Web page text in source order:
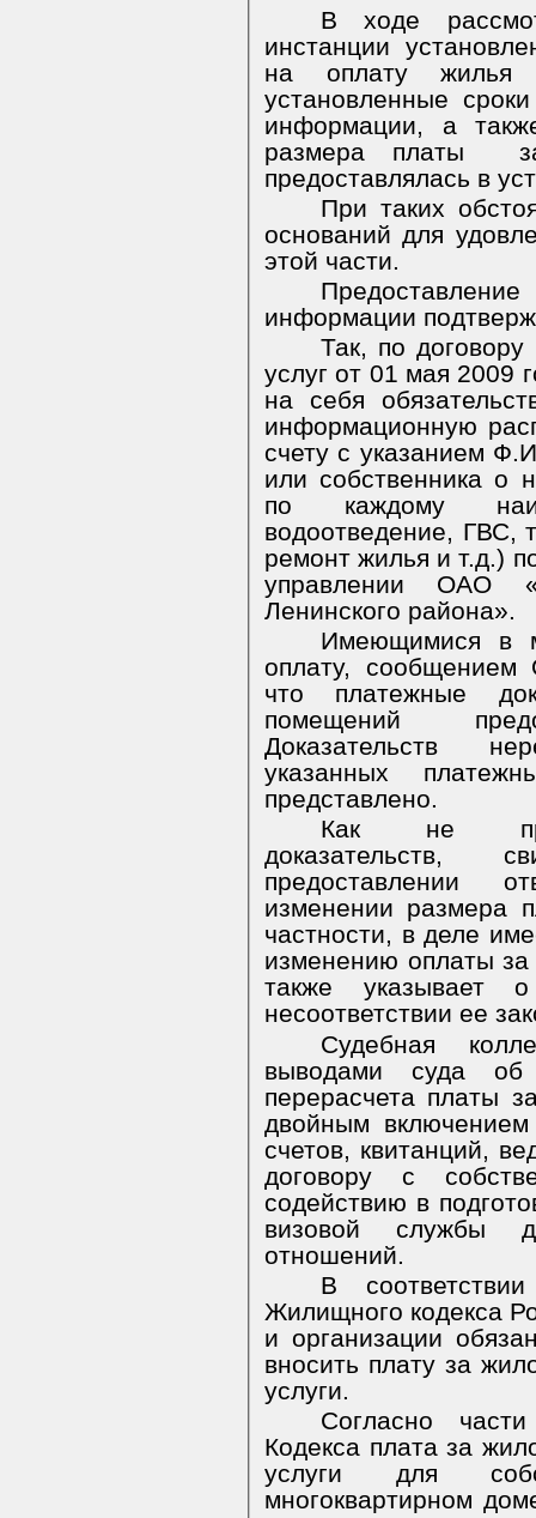
В ходе
инстанции
на оплату жилья
установленные
информации, а
размера платы
предоставлялась в
При таких
оснований для
этой части.
информации
Так, по
услуг от 01 мая
на себя
информационную
счету с указанием
или собственника о
по каждому
водоотведение, ГВС,
ремонт жилья и т.д.)
управлении ОАО
Ленинского района».
Имеющимися в
оплату,
что платежные
помещений
Доказательств
указанных
представлено.
Как не
доказательств,
предоставлении
изменении размера
частности, в деле
изменению оплаты
также указывает
несоответствии ее
Судебная
выводами суда об
перерасчета платы
двойным
счетов, квитанций,
договору с
содействию в
визовой службы
отношений.
В
Жилищного кодекса
и организации
вносить плату за
услуги.
Согласно
Кодекса плата за
услуги для
многоквартирном